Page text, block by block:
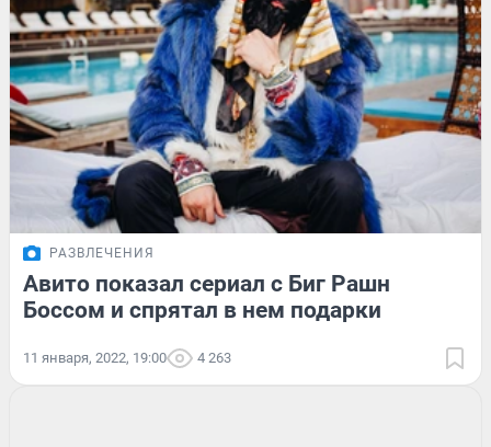
РАЗВЛЕЧЕНИЯ
Авито показал сериал с Биг Рашн
Боссом и спрятал в нем подарки
11 января, 2022, 19:00 4 263